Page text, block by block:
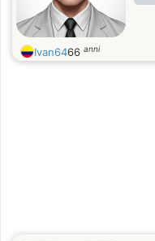
Ivan6466 anni